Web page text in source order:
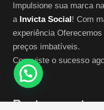
Impulsione sua marca
a Invicta Social! Com
experiência
preços imbatíveis.
Conquiste o sucesso
Posts recentes